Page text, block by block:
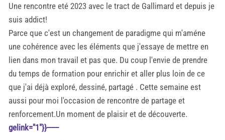
Une rencontre eté 2023 avec le tract de Gallimard et depuis je
suis addict!
Parce que c'est un changement de paradigme qui m'améne
une cohérence avec les éléments que j'essaye de mettre en
lien dans mon travail et pas que. Du coup l'envie de prendre
du temps de formation pour enrichir et aller plus loin de ce
que j'ai déjà exploré, dessiné, partagé . Cette semaine est
aussi pour moi l'occasion de rencontre de partage et
renforcement.Un moment de plaisir et de découverte.
gelink="1"}}------